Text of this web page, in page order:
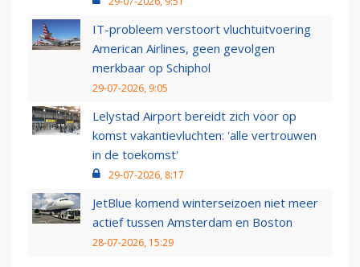
IT-probleem verstoort vluchtuitvoering
American Airlines, geen gevolgen
merkbaar op Schiphol
29-07-2026, 9:05
Lelystad Airport bereidt zich voor op
komst vakantievluchten: 'alle vertrouwen
in de toekomst'
29-07-2026, 8:17
JetBlue komend winterseizoen niet meer
actief tussen Amsterdam en Boston
28-07-2026, 15:29